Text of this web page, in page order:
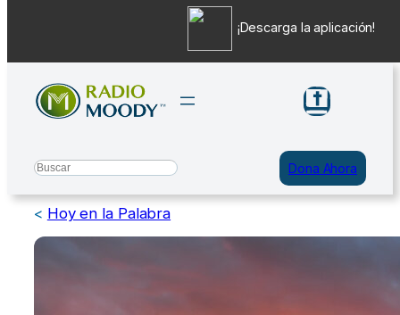
contenido
Search Dona Ahora
< Hoy en la Palabra
¡Descarga la aplicación!